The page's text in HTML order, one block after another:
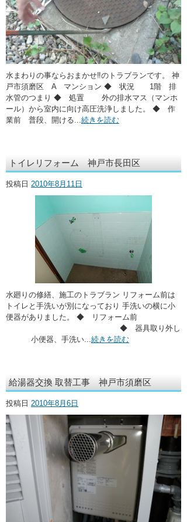
水まわりの事ならおまかせ‼のトラブランです。 神
戸市須磨区 A マンション ◆ 状況 1階 排
水管のつまり ◆ 処置 外の排水マス（マンホ
ール）から室内に向け高圧洗浄しました。 ◆ 作
業前 普段、開ける... 続きを読む
トイレリフォーム 神戸市長田区
投稿日 2010年8月11日
水廻りの修繕、施工のトラブラン リフォーム前は
トイレと手洗いが別になっており 手洗いの横に小
便器がありました。 ◆ リフォーム前
◆ 器具取り外し
小便器、手洗い... 続きを読む
給湯器交換 取替工事 神戸市須磨区
投稿日 2010年8月6日